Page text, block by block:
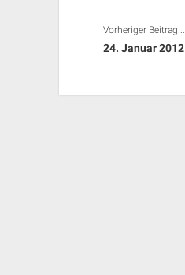
Vorheriger Beitrag...
24. Januar 2012